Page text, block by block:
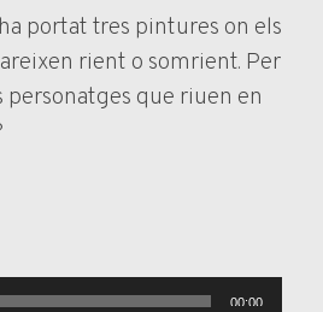
portat tres pintures on els
rient o somrient. Per
personatges que riuen en
00:00